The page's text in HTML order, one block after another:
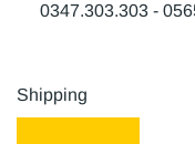
0347.303.303 -
Shipping